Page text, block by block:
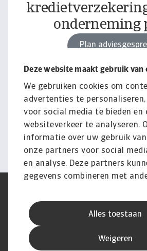
Deze website maakt gebruik van
We gebruiken cookies om
advertenties te
voor social media te bieden en
websiteverkeer te analyseren.
informatie over uw gebruik
onze partners voor social
en analyse. Deze partners
gegevens combineren met
verzameld op basis van uw
services.
Alles toestaan
Weigeren
onderneming
Plan
Onze kennisbank
Geef jouw bedrijf
inzichten en
Bekijk onze
Cookie informatie
Phishing en fraude
Juridische
Supplier information